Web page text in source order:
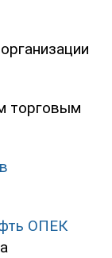
торговым
ОПЕК